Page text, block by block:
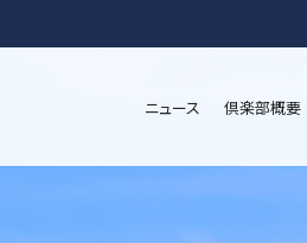
ニュース 倶楽部概要